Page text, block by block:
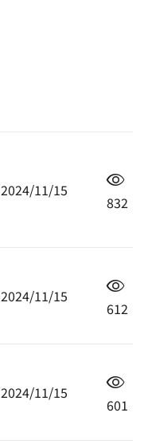
2024/11/15
832
2024/11/15
612
2024/11/15
601